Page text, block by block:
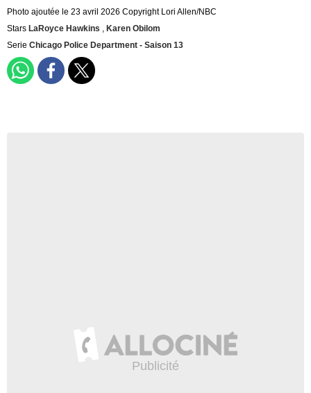
Photo ajoutée le 23 avril 2026 Copyright Lori Allen/NBC
Stars LaRoyce Hawkins , Karen Obilom
Serie Chicago Police Department - Saison 13